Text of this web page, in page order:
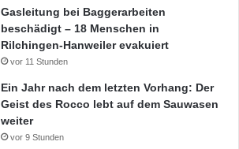
Gasleitung bei Baggerarbeiten
beschädigt – 18 Menschen in
Rilchingen-Hanweiler evakuiert
vor 11 Stunden
Ein Jahr nach dem letzten Vorhang: Der
Geist des Rocco lebt auf dem Sauwasen
weiter
vor 9 Stunden